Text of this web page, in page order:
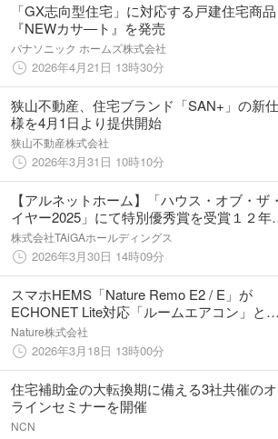
「GX志向型住宅」に対応する戸建住宅商品
『NEWカサ―ト』を発売
パナソニック ホームズ株式会社
2026年4月21日 13時30分
狭山不動産、住宅ブランド「SAN+」の新仕
様を4月1日より提供開始
狭山不動産株式会社
2026年3月31日 10時10分
【アルネットホーム】「ハウス・オブ・ザ・
イヤー2025」にて特別優秀賞を受賞１２年
続受賞でGX志向型住宅の普及を加速
株式会社TAiGAホールディングス
2026年3月30日 14時09分
スマホHEMS「Nature Remo E2 / E」が
ECHONET Lite対応「ルームエアコン」との
連携が可能になります
Nature株式会社
2026年3月18日 13時00分
住宅補助金の大転換期に備える3社共催の
ラインセミナーを開催
NCN